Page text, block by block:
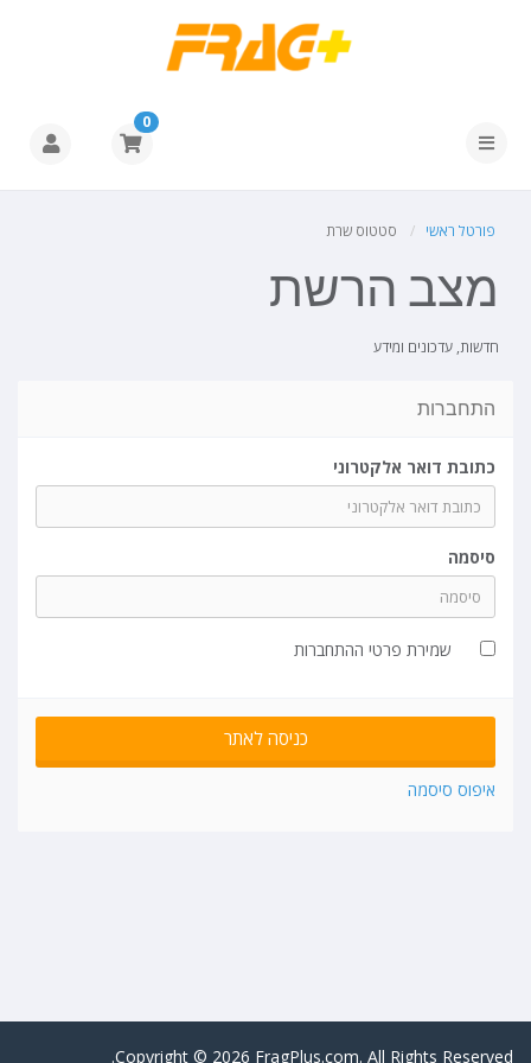
0
פורטל ראשי סטטוס שרת
מצב הרשת
חדשות, עדכונים ומידע
התחברות
כתובת דואר אלקטרוני
סיסמה
שמירת פרטי ההתחברות
איפוס סיסמה
Copyright © 2026 FragPlus.com. All Rights Reserved.